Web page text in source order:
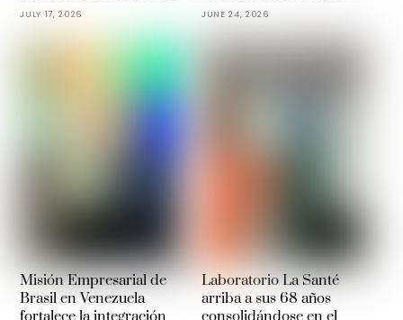
JULY 17, 2026 JUNE 24, 2026
Misión Empresarial de
Brasil en Venezuela
fortalece la integración
Laboratorio La Santé
arriba a sus 68 años
consolidándose en el